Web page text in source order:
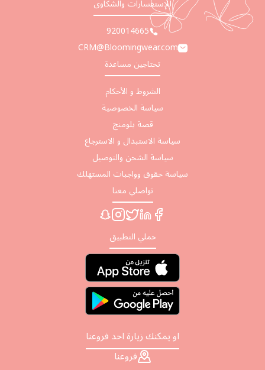
للإستفسارات والشكاوى
920014665
CRM@Bloomingwear.com
تحتاجين مساعدة
الشروط و الأحكام
سياسة الخصوصية
قصة بلومنج
سياسة الاستبدال و الاسترجاع
سياسة الشحن والتوصيل
سياسة حقوق وواجبات المستهلك
تواصلي معنا
حملي التطبيق
او يمكنك زيارة احد فروعنا
فروعنا